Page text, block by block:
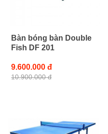
Bàn bóng bàn Double
Fish DF 201
9.600.000 đ
10.900.000 đ